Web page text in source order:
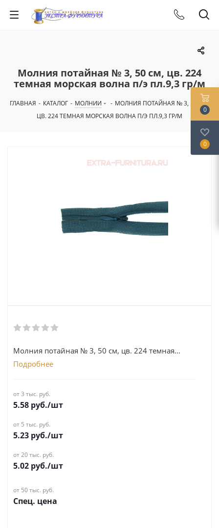
Молния потайная № 3, 50 см, цв. 224
темная морская волна п/э пл.9,3 гр/м
ГЛАВНАЯ - КАТАЛОГ - МОЛНИИ - МОЛНИЯ ПОТАЙНАЯ № 3, 50 СМ,
ЦВ. 224 ТЕМНАЯ МОРСКАЯ ВОЛНА П/Э ПЛ.9,3 ГР/М
Молния потайная № 3, 50 см, цв. 224 темная...
Подробнее
от 3 тыс. руб.
5.58 руб./шт
от 5 тыс. руб.
5.23 руб./шт
от 20 тыс. руб.
5.02 руб./шт
от 50 тыс. руб.
Спец. цена
0
0